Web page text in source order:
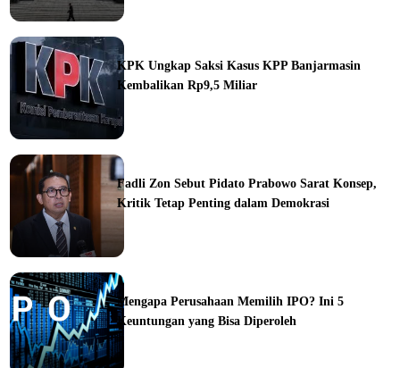
KPK Ungkap Saksi Kasus KPP Banjarmasin
Kembalikan Rp9,5 Miliar
Fadli Zon Sebut Pidato Prabowo Sarat Konsep,
Kritik Tetap Penting dalam Demokrasi
Mengapa Perusahaan Memilih IPO? Ini 5
Keuntungan yang Bisa Diperoleh